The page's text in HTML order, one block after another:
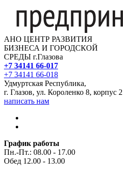
АНО ЦЕНТР РАЗВИТИЯ
БИЗНЕСА И ГОРОДСКОЙ
СРЕДЫ г.Глазова
+7 34141 66-017
+7 34141 66-018
Удмуртская Республика,
г. Глазов, ул. Короленко 8, корпус 2
написать нам
График работы
Пн.-Пт.: 08.00 - 17.00
Обед 12.00 - 13.00